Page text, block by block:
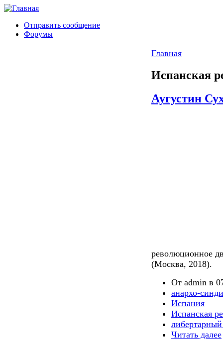
Отправить сообщение
Форумы
Главная
Испанская
Аугустин
революционное
(Москва, 2018).
От admin в
анархо-
Испания
Испанская
Читать далее